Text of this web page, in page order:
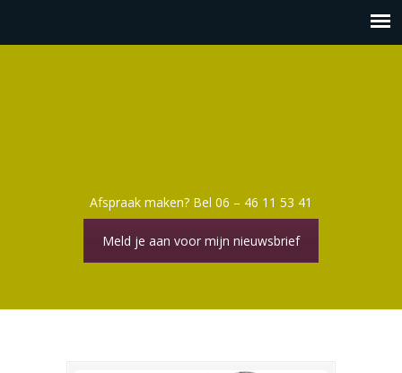
Afspraak maken? Bel 06 – 46 11 53 41
Meld je aan voor mijn nieuwsbrief